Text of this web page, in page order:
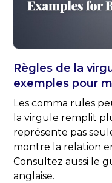
Règles de la
exemples pour
Les comma rules
la virgule remplit
représente pas
montre la relation
Consultez aussi le
anglaise.